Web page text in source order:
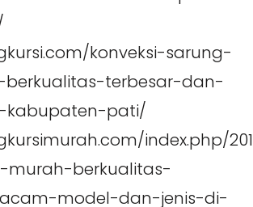
konveksi-sarung-
berkualitas-terbesar-dan-
kabupaten-pati/
index.php/
murah-berkualitas-
model-dan-jenis-di-